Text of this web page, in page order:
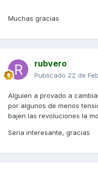
Muchas gracias
rubvero
Publicado 22 de
Alguien a provado a
por algunos de menos
bajen las revoluciones la
Seria interesante, gracias